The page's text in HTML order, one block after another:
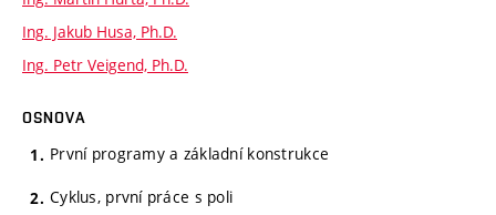
Ing. Jakub Husa, Ph.D.
Ing. Petr Veigend, Ph.D.
OSNOVA
První programy a základní konstrukce
Cyklus, první práce s poli